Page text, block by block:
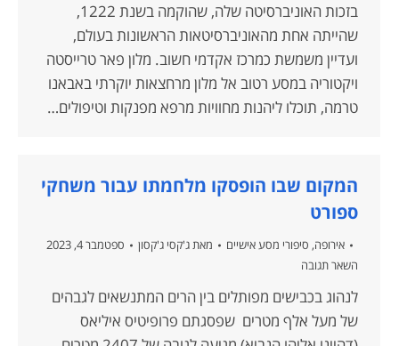
בזכות האוניברסיטה שלה, שהוקמה בשנת 1222,
שהייתה אחת מהאוניברסיטאות הראשונות בעולם,
ועדיין משמשת כמרכז אקדמי חשוב. מלון פאר טרייסטה
ויקטוריה במסע רטוב אל מלון מרחצאות יוקרתי באבאנו
טרמה, תוכלו ליהנות מחוויות מרפא מפנקות וטיפולים…
המקום שבו הופסקו מלחמתו עבור משחקי
ספורט
אירופה, סיפורי מסע אישיים מאתג'קסי ג'קסון
ספטמבר 4, 2023
השאר תגובה
לנהוג בכבישים מפותלים בין הרים המתנשאים לגבהים
של מעל אלף מטרים שפסגתם פרופיטיס איליאס